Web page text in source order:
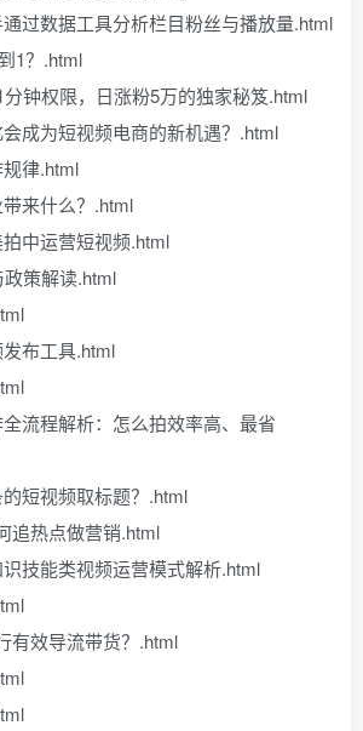
过数据工具分析栏目粉丝与播放量.html
1？.html
钟权限，日涨粉5万的独家秘笈.html
成为短视频电商的新机遇？.html
律.html
来什么？.html
中运营短视频.html
策解读.html
布工具.html
流程解析：怎么拍效率高、最省
短视频取标题？.html
追热点做营销.html
技能类视频运营模式解析.html
有效导流带货？.html